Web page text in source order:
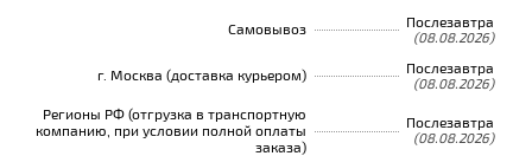
Самовывоз Послезавтра
(08.08.2026)
г. Москва (доставка курьером) Послезавтра
(08.08.2026)
Регионы РФ (отгрузка в транспортную
компанию, при условии полной оплаты
заказа)
Послезавтра
(08.08.2026)